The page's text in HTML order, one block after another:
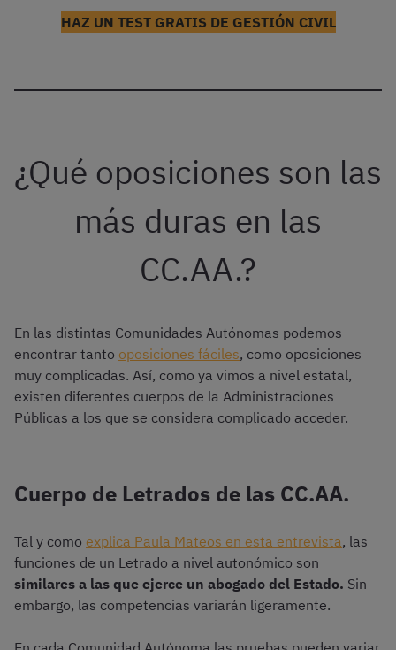
HAZ UN TEST GRATIS DE GESTIÓN CIVIL
¿Qué oposiciones son las
más duras en las
CC.AA.?
En las distintas Comunidades Autónomas podemos
encontrar tanto oposiciones fáciles, como oposiciones
muy complicadas. Así, como ya vimos a nivel estatal,
existen diferentes cuerpos de la Administraciones
Públicas a los que se considera complicado acceder.
Cuerpo de Letrados de las CC.AA.
Tal y como explica Paula Mateos en esta entrevista, las
funciones de un Letrado a nivel autonómico son
similares a las que ejerce un abogado del Estado. Sin
embargo, las competencias variarán ligeramente.